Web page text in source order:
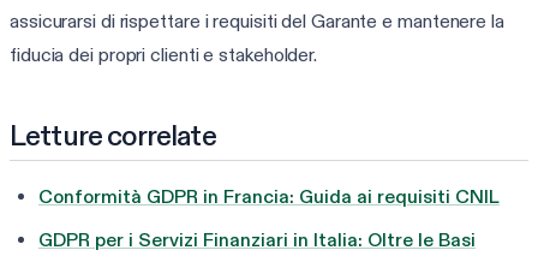
assicurarsi di rispettare i requisiti del Garante e mantenere la
fiducia dei propri clienti e stakeholder.
Letture correlate
Conformità GDPR in Francia: Guida ai requisiti CNIL
GDPR per i Servizi Finanziari in Italia: Oltre le Basi